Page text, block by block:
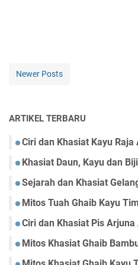
Newer Posts
ARTIKEL TERBARU
Ciri dan Khasiat Kayu
Khasiat Daun, Kayu dan
Sejarah dan Khasiat
Mitos Tuah Ghaib Kayu
Ciri dan Khasiat Pis Arjuna
Mitos Khasiat Ghaib